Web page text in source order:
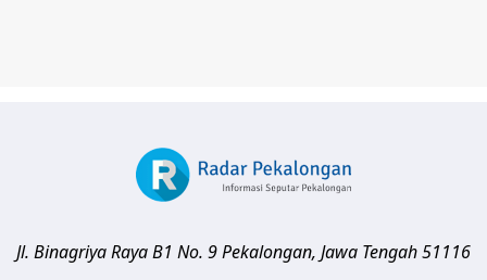
Jl. Binagriya Raya B1 No. 9Pekalongan, Jawa Tengah51116